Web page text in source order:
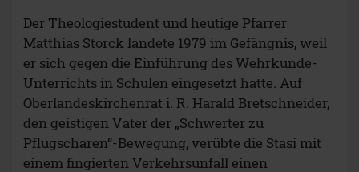
Der Theologiestudent und heutige Pfarrer
Matthias Storck landete 1979 im Gefängnis, weil
er sich gegen die Einführung des Wehrkunde-
Unterrichts in Schulen eingesetzt hatte. Auf
Oberlandeskirchenrat i. R. Harald Bretschneider,
den geistigen Vater der „Schwerter zu
Pflugscharen“-Bewegung, verübte die Stasi mit
einem fingierten Verkehrsunfall einen